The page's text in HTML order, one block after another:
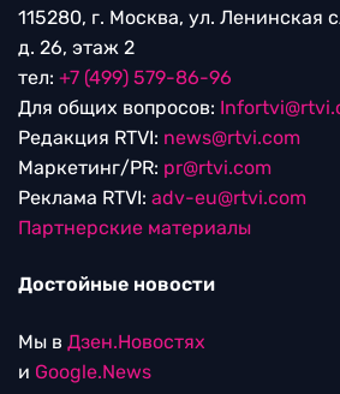
115280, г. Москва, ул. Ленинская
д. 26, этаж 2
тел: +7 (499) 579-86-96
Для общих вопросов:
Редакция RTVI: news@rtvi.com
Маркетинг/PR: pr@rtvi.com
Реклама RTVI: adv-eu@rtvi.com
Партнерские материалы
Достойные новости
Мы в Дзен.Новостях
и Google.News